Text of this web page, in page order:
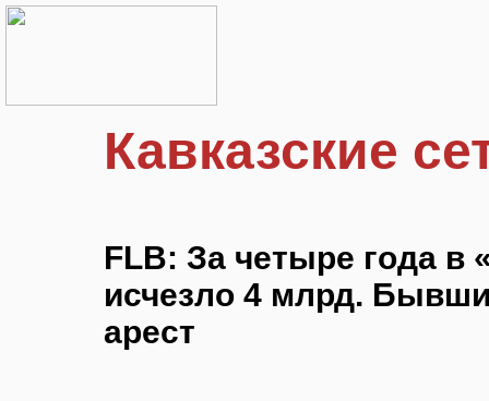
Кавказские
FLB: За четыре года в
исчезло 4 млрд.
арест